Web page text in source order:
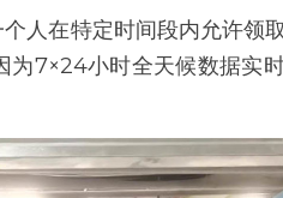
人在特定时间段内允许领
7×24小时全天候数据实